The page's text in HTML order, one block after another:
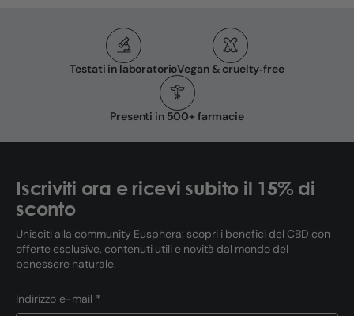
Testati in laboratorioVegan & cruelty‑free
Presenti in 500+ farmacie
Iscriviti ora e ricevi subito il 15% di
sconto
Unisciti alla community Eusphera: scopri i benefici del CBD con
offerte esclusive, contenuti utili e novità dal mondo del
benessere naturale.
Indirizzo e-mail *